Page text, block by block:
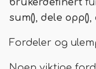
brukerdefinert
sum(), dele opp(),
Fordeler og